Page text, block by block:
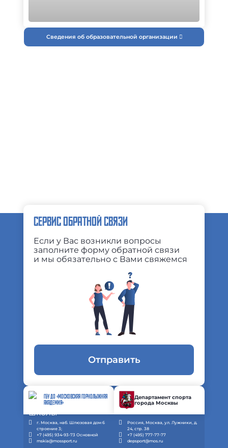
Сведения об образовательной организации
СЕРВИС ОБРАТНОЙ СВЯЗИ
Если у Вас возникли вопросы
заполните форму обратной связи
и мы обязательно с Вами свяжемся
Отправить
ГБУ ДО «МОСКОВСКАЯ ГОРНОЛЫЖНАЯ
АКАДЕМИЯ»
г. Москва, наб. Шлюзовая дом 6
строение 3;
+7 (495) 934-93-73 Основной
mskia@mossport.ru
Департамент спорта
города Москвы
Россия, Москва, ул. Лужники, д.
24, стр. 38
+7 (495) 777-77-77
depsport@mos.ru